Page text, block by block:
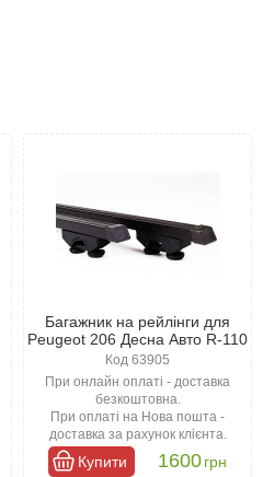
Багажник на рейлінги для
Peugeot 206 Десна Авто R-110
Код 63905
При онлайн оплаті - доставка
безкоштовна.
При оплаті на Нова пошта -
доставка за рахунок клієнта.
Купити 1600грн